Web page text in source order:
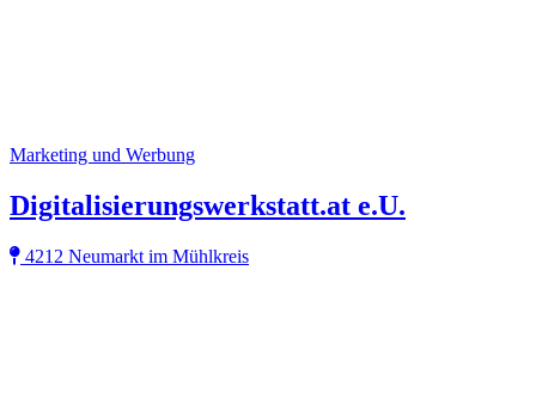
Marketing und Werbung
Digitalisierungswerkstatt.at e.U.
4212 Neumarkt im Mühlkreis